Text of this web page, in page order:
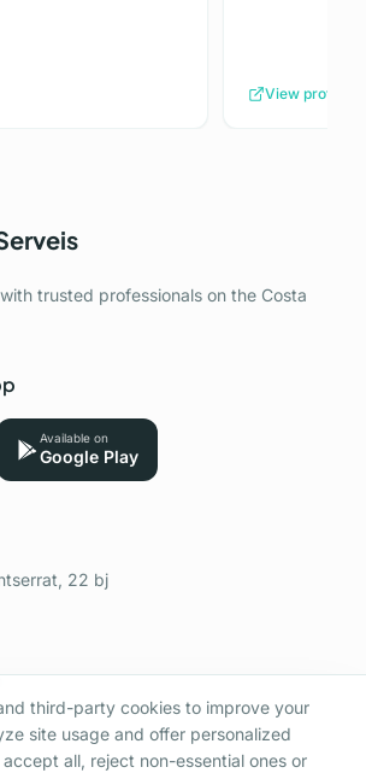
third-party cookies to improve your
site usage and offer personalized
all, reject non-essential ones or
View profile
trusted professionals on the Costa
Available on
Google Play
22 bj